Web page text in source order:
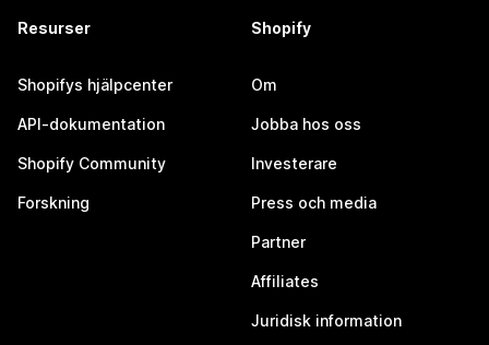
Resurser
Shopifys hjälpcenter
API-dokumentation
Shopify Community
Forskning
Shopify
Om
Jobba hos oss
Investerare
Press och media
Partner
Affiliates
Juridisk information